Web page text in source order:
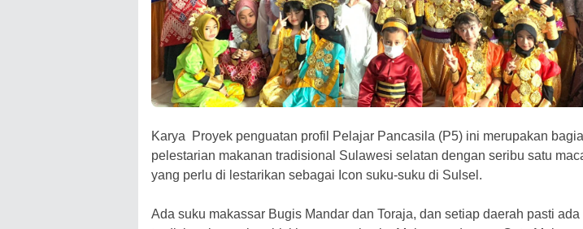
Karya Proyek penguatan profil Pelajar Pancasila (P5) ini merupakan
pelestarian makanan tradisional Sulawesi selatan dengan seribu satu
yang perlu di lestarikan sebagai Icon suku-suku di Sulsel.
Ada suku makassar Bugis Mandar dan Toraja, dan setiap daerah pasti ada